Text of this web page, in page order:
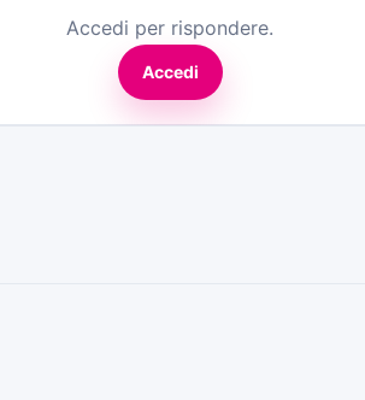
Accedi per rispondere.
Accedi